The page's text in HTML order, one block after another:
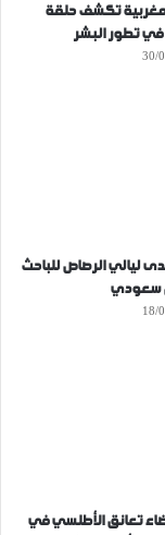
تكشف حلقة
تطور البشر
30/
ليالي الرصاص للباحث
سعودي
18/
تعانق الأطلسي في